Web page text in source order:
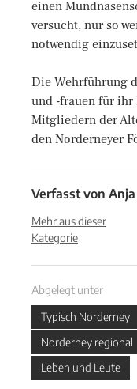
einen
versucht, nur so
notwendig
Die Wehrführung
und -frauen für ihr
Mitgliedern der
den Norderneyer
Verfasst von
Mehr aus dieser
Kategorie
Abgelegt unter
Typisch Norderney
Norderney regional
Leben und Leute